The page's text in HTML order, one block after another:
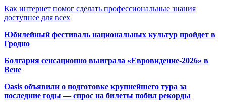
Как интернет помог сделать профессиональные знания
доступнее для всех
Юбилейный фестиваль национальных культур пройдет в
Гродно
Болгария сенсационно выиграла «Евровидение-2026» в
Вене
Oasis объявили о подготовке крупнейшего тура за
последние годы — спрос на билеты побил рекорды